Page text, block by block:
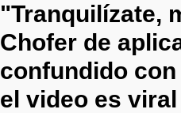
"Tranquilízate,
Chofer de
confundido
el video es viral